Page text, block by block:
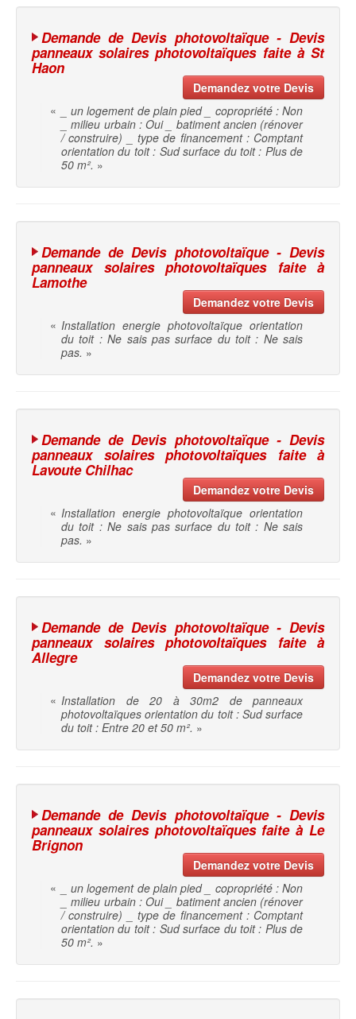
Demande de Devis photovoltaïque - Devis
panneaux solaires photovoltaïques faite à St
Haon
Demandez votre Devis
«
_ un logement de plain pied _ copropriété : Non
_ milieu urbain : Oui _ batiment ancien (rénover
/ construire) _ type de financement : Comptant
orientation du toit : Sud surface du toit : Plus de
50 m². »
Demande de Devis photovoltaïque - Devis
panneaux solaires photovoltaïques faite à
Lamothe
Demandez votre Devis
« Installation energie photovoltaïque orientation
du toit : Ne sais pas surface du toit : Ne sais
pas. »
Demande de Devis photovoltaïque - Devis
panneaux solaires photovoltaïques faite à
Lavoute Chilhac
Demandez votre Devis
« Installation energie photovoltaïque orientation
du toit : Ne sais pas surface du toit : Ne sais
pas. »
Demande de Devis photovoltaïque - Devis
panneaux solaires photovoltaïques faite à
Allegre
Demandez votre Devis
« Installation de 20 à 30m2 de panneaux
photovoltaïques orientation du toit : Sud surface
du toit : Entre 20 et 50 m². »
Demande de Devis photovoltaïque - Devis
panneaux solaires photovoltaïques faite à Le
Brignon
Demandez votre Devis
«
_ un logement de plain pied _ copropriété : Non
_ milieu urbain : Oui _ batiment ancien (rénover
/ construire) _ type de financement : Comptant
orientation du toit : Sud surface du toit : Plus de
50 m². »